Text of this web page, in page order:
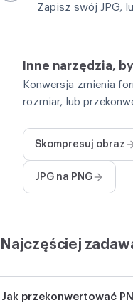
Zapisz swój JPG,
Inne narzędzia,
Konwersja zmienia
rozmiar, lub
Skompresuj obraz
JPG na PNG
Najczęściej
Jak przekonwertować